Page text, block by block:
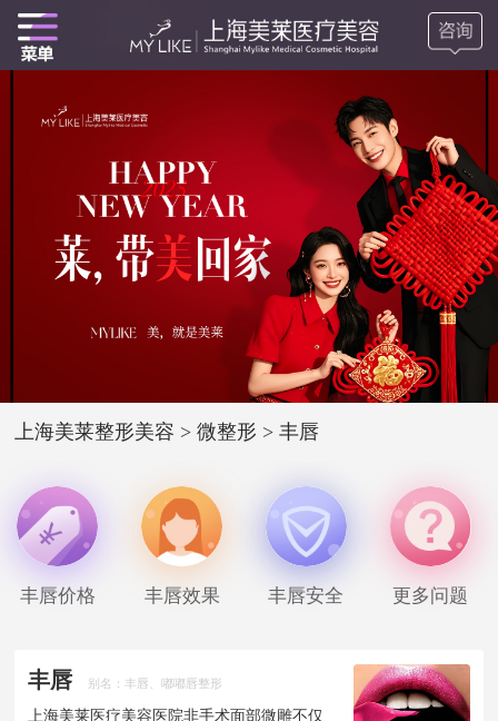
上海美莱整形美容 >微整形 >丰唇
丰唇价格 丰唇效果 丰唇安全 更多问题
丰唇 别名：丰唇、嘟嘟唇整形
上海美莱医疗美容医院非手术面部微雕不仅